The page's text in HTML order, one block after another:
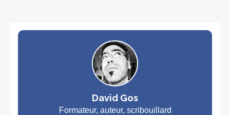
David Gos
Formateur, auteur, scribouillard